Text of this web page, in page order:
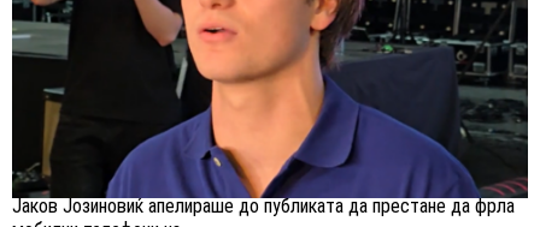
Јаков Јозиновиќ апелираше до публиката да престане да фрла